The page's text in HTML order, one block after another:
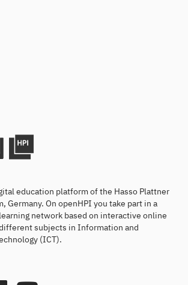
education platform of the Hasso Plattner
Germany. On openHPI you take part in a
network based on interactive online
subjects in Information and
(ICT).